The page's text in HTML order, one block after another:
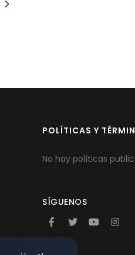
POLÍTICAS Y
No hay políticas
SÍGUENOS